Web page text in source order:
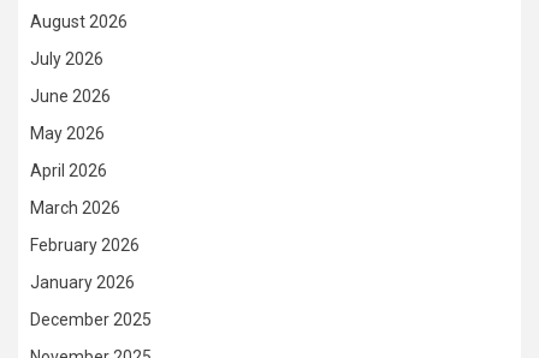
August 2026
July 2026
June 2026
May 2026
April 2026
March 2026
February 2026
January 2026
December 2025